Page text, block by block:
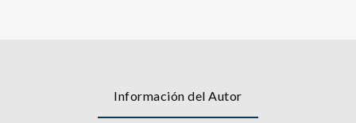
Información del Autor